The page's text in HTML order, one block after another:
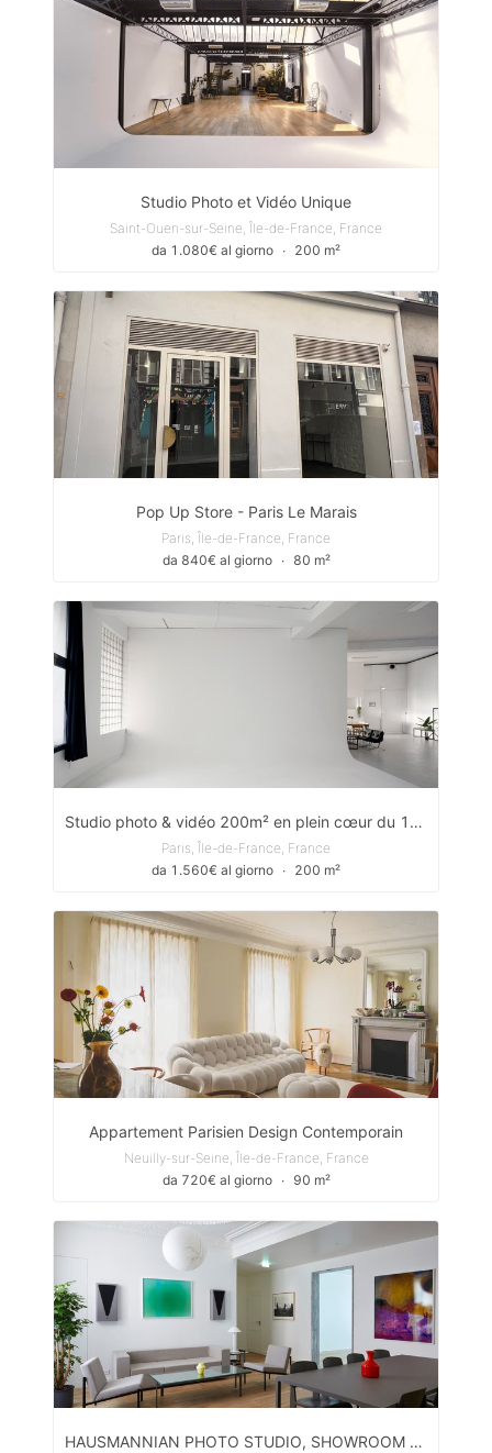
Studio Photo et Vidéo Unique
Saint-Ouen-sur-Seine, Île-de-France, France
da 1.080€ al giorno ∙ 200 m²
Pop Up Store - Paris Le Marais
Paris, Île-de-France, France
da 840€ al giorno
∙ 80 m²
Studio photo & vidéo 200m² en plein cœur du 11ᵉ à Paris
Paris, Île-de-France, France
da 1.560€ al giorno ∙ 200 m²
Appartement Parisien Design Contemporain
Neuilly-sur-Seine, Île-de-France, France
da 720€ al giorno
∙ 90 m²
HAUSMANNIAN PHOTO STUDIO, SHOWROOM AND EVENT SPACE IN THE HEART OF PARIS